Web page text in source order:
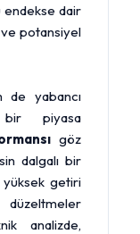
endekse dair
ve potansiyel
de yabancı
bir piyasa
göz
dalgalı bir
getiri
analizde,